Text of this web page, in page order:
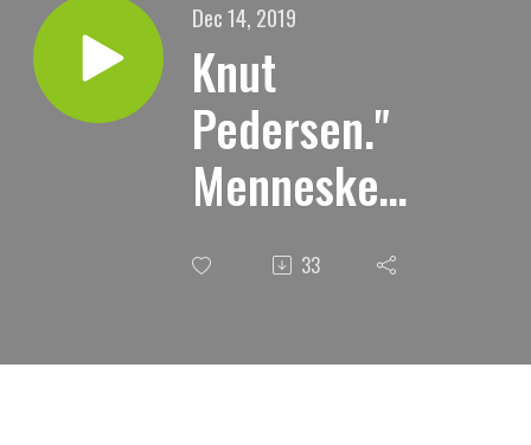
Dec 14, 2019
Knut
Pedersen."
Menneskene
står under
Guds vrede
p.g.a. synd
33